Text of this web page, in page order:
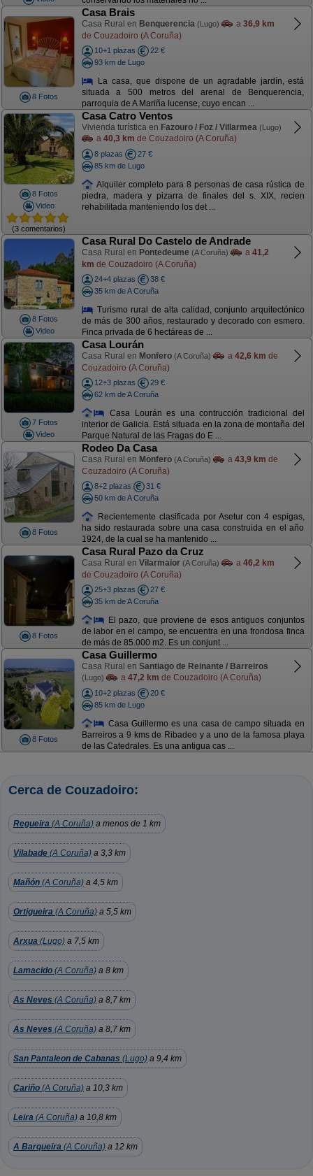
8 Fotos
Casa Brais
Casa Rural en Benquerencia (Lugo) a 36,9 km
de Couzadoiro (A Coruña)
10+1 plazas
22 €
93 km de Lugo
La casa, que dispone de un agradable jardín, está
situada a 500 metros del arenal de Benquerencia,
parroquia de A Mariña lucense, cuyo encan ...
8 Fotos
Video
(3 comentarios)
Casa Catro Ventos
Vivienda turística en Fazouro / Foz / Villarmea (Lugo)
a 40,3 km de Couzadoiro (A Coruña)
8 plazas
27 €
85 km de Lugo
Alquiler completo para 8 personas de casa rústica de
piedra, madera y pizarra de finales del s. XIX, recien
rehabilitada manteniendo los det ...
8 Fotos
Video
Casa Rural Do Castelo de Andrade
Casa Rural en Pontedeume (A Coruña) a 41,2
km de Couzadoiro (A Coruña)
24+4 plazas
38 €
35 km de A Coruña
Turismo rural de alta calidad, conjunto arquitectónico
de más de 300 años, restaurado y decorado con esmero.
Finca privada de 6 hectáreas de ...
7 Fotos
Video
Casa Lourán
Casa Rural en Monfero (A Coruña) a 42,6 km de
Couzadoiro (A Coruña)
12+3 plazas
29 €
62 km de A Coruña
Casa Lourán es una contrucción tradicional del
interior de Galicia. Está situada en la zona de montaña del
Parque Natural de las Fragas do E ...
8 Fotos
Rodeo Da Casa
Casa Rural en Monfero (A Coruña) a 43,9 km de
Couzadoiro (A Coruña)
8+2 plazas
31 €
50 km de A Coruña
Recientemente clasificada por Asetur con 4 espigas,
ha sido restaurada sobre una casa construida en el año
1924, de la cual se ha mantenido ...
8 Fotos
Casa Rural Pazo da Cruz
Casa Rural en Vilarmaior (A Coruña) a 46,2 km
de Couzadoiro (A Coruña)
25+3 plazas
27 €
35 km de A Coruña
El pazo, que proviene de esos antiguos conjuntos
de labor en el campo, se encuentra en una frondosa finca
de más de 85.000 m2. Es un conjunt ...
8 Fotos
Casa Guillermo
Casa Rural en Santiago de Reinante / Barreiros
(Lugo) a 47,2 km de Couzadoiro (A Coruña)
10+2 plazas
20 €
85 km de Lugo
Casa Guillermo es una casa de campo situada en
Barreiros a 9 kms de Ribadeo y a uno de la famosa playa
de las Catedrales. Es una antigua cas ...
Cerca de Couzadoiro:
Regueira (A Coruña) a menos de 1 km
Vilabade (A Coruña) a 3,3 km
Mañón (A Coruña) a 4,5 km
Ortigueira (A Coruña) a 5,5 km
Arxua (Lugo) a 7,5 km
Lamacido (A Coruña) a 8 km
As Neves (A Coruña) a 8,7 km
As Neves (A Coruña) a 8,7 km
San Pantaleon de Cabanas (Lugo) a 9,4 km
Cariño (A Coruña) a 10,3 km
Leira (A Coruña) a 10,8 km
A Barqueira (A Coruña) a 12 km